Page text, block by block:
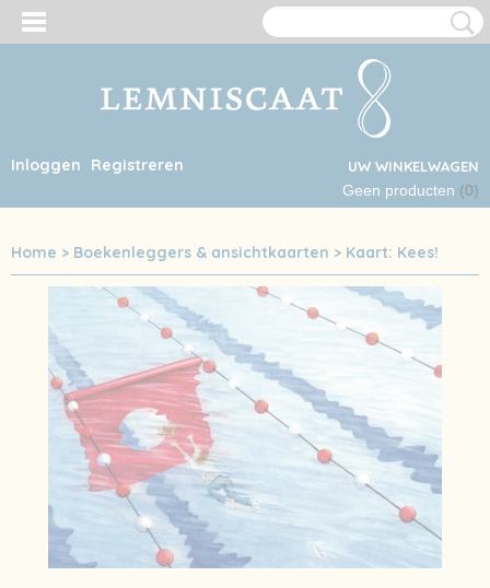
Inloggen Registreren
UW WINKELWAGEN
Geen producten (0)
Home > Boekenleggers & ansichtkaarten > Kaart: Kees!